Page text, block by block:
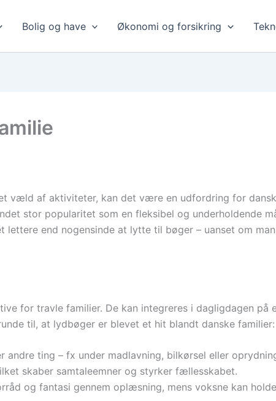
Bolig og have Økonomi og forsikring
væld af aktiviteter, kan det være en udfordring for
stor popularitet som en fleksibel og underholdende
end nogensinde at lytte til bøger – uanset om
for travle familier. De kan integreres i dagligdagen på
til, at lydbøger er blevet et hit blandt danske familier:
andre ting – fx under madlavning, bilkørsel eller
skaber samtaleemner og styrker fællesskabet.
og fantasi gennem oplæsning, mens voksne kan